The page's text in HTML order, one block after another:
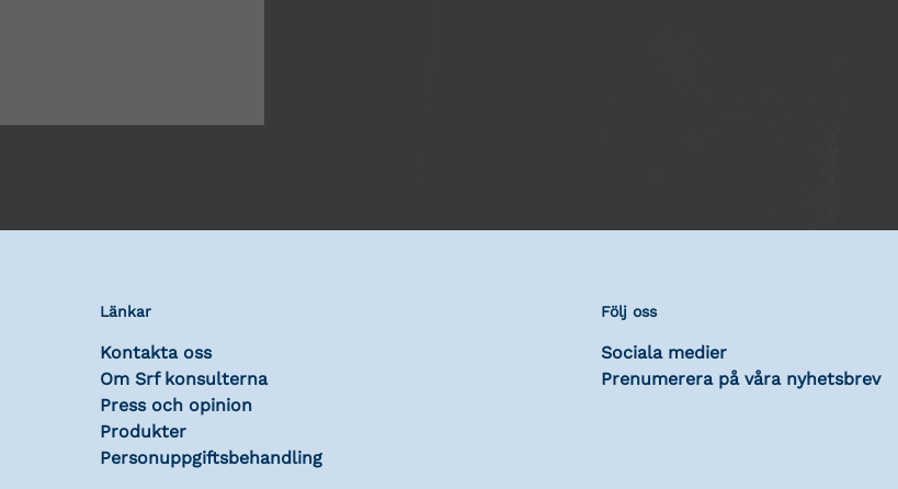
Länkar
Kontakta oss
Om Srf konsulterna
Press och opinion
Produkter
Personuppgiftsbehandling
Följ oss
Sociala medier
Prenumerera på våra nyhetsbrev